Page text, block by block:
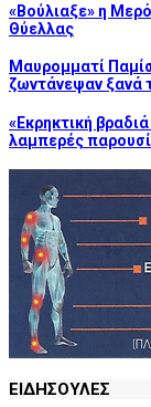
«Βούλιαξε» η
Θύελλας
Μαυρομματί
ζωντάνεψαν ξανά
«Εκρηκτική
λαμπερές
ΕΙΔΗΣΟΥΛΕΣ